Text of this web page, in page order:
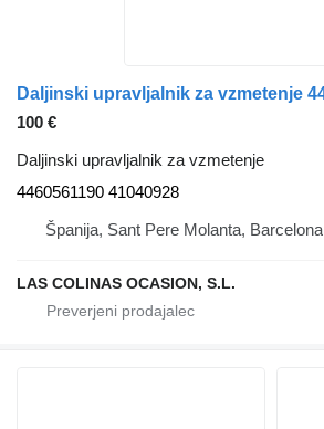
100 €
Daljinski upravljalnik za vzmetenje
4460561190 41040928
Španija, Sant Pere Molanta, Barcelona
LAS COLINAS OCASION, S.L.